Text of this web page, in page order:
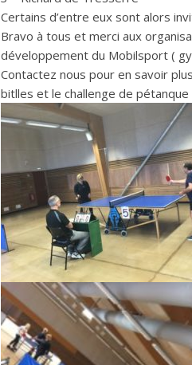
Certains d’entre eux sont alors
Bravo à tous et merci aux
développement du Mobilsport (
Contactez nous pour en savoir
bitlles et le challenge de pétanque